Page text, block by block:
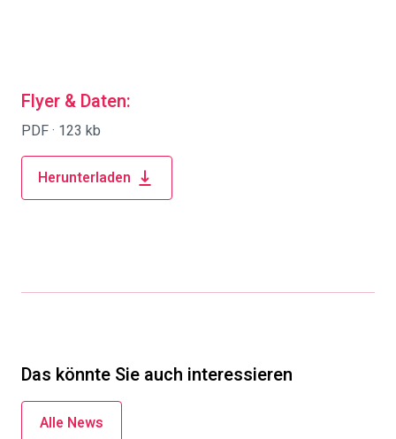
Flyer & Daten:
PDF · 123 kb
Herunterladen
Das könnte Sie auch interessieren
Alle News